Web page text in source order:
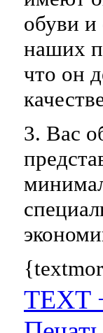
обуви
наших
что он
3. Вас
TEXT